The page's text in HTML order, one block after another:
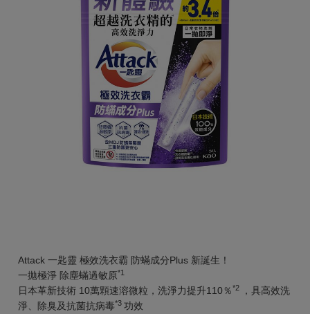
Attack 一匙靈 極效洗衣霸 防蟎成分Plus 新誕生！
一拋極淨 除塵蟎過敏原*1
日本革新技術 10萬顆速溶微粒，洗淨力提升110％*2
，具高效洗
淨、除臭及抗菌抗病毒*3 功效